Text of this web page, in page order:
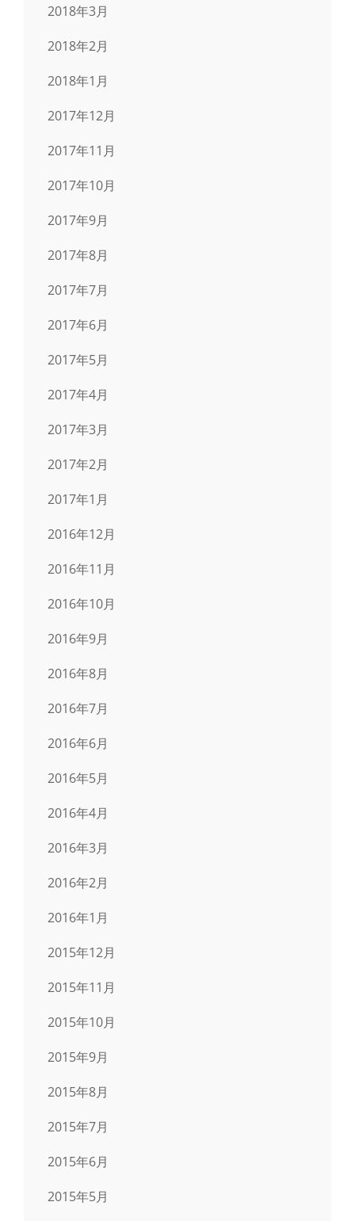
2018年3月
2018年2月
2018年1月
2017年12月
2017年11月
2017年10月
2017年9月
2017年8月
2017年7月
2017年6月
2017年5月
2017年4月
2017年3月
2017年2月
2017年1月
2016年12月
2016年11月
2016年10月
2016年9月
2016年8月
2016年7月
2016年6月
2016年5月
2016年4月
2016年3月
2016年2月
2016年1月
2015年12月
2015年11月
2015年10月
2015年9月
2015年8月
2015年7月
2015年6月
2015年5月